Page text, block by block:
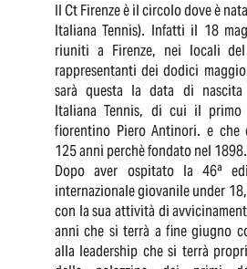
Il Ct Firenze è il circolo dove è
Italiana Tennis). Infatti il 18
riuniti a Firenze, nei locali
rappresentanti dei dodici
sarà questa la data di nascita
Italiana Tennis, di cui il primo
fiorentino Piero Antinori. e che
125 anni perchè fondato nel 1898.
Dopo aver ospitato la 46ª
internazionale giovanile under
con la sua attività di
anni che si terrà a fine giugno
alla leadership che si terrà